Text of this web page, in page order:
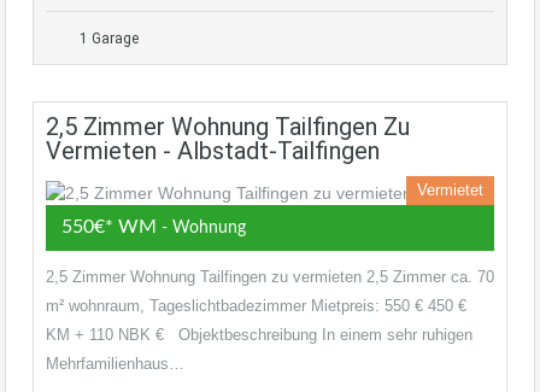
1 Garage
2,5 Zimmer Wohnung Tailfingen Zu
Vermieten - Albstadt-Tailfingen
Vermietet
550€* WM - Wohnung
2,5 Zimmer Wohnung Tailfingen zu vermieten 2,5 Zimmer ca. 70
m² wohnraum, Tageslichtbadezimmer Mietpreis: 550 € 450 €
KM + 110 NBK € Objektbeschreibung In einem sehr ruhigen
Mehrfamilienhaus…